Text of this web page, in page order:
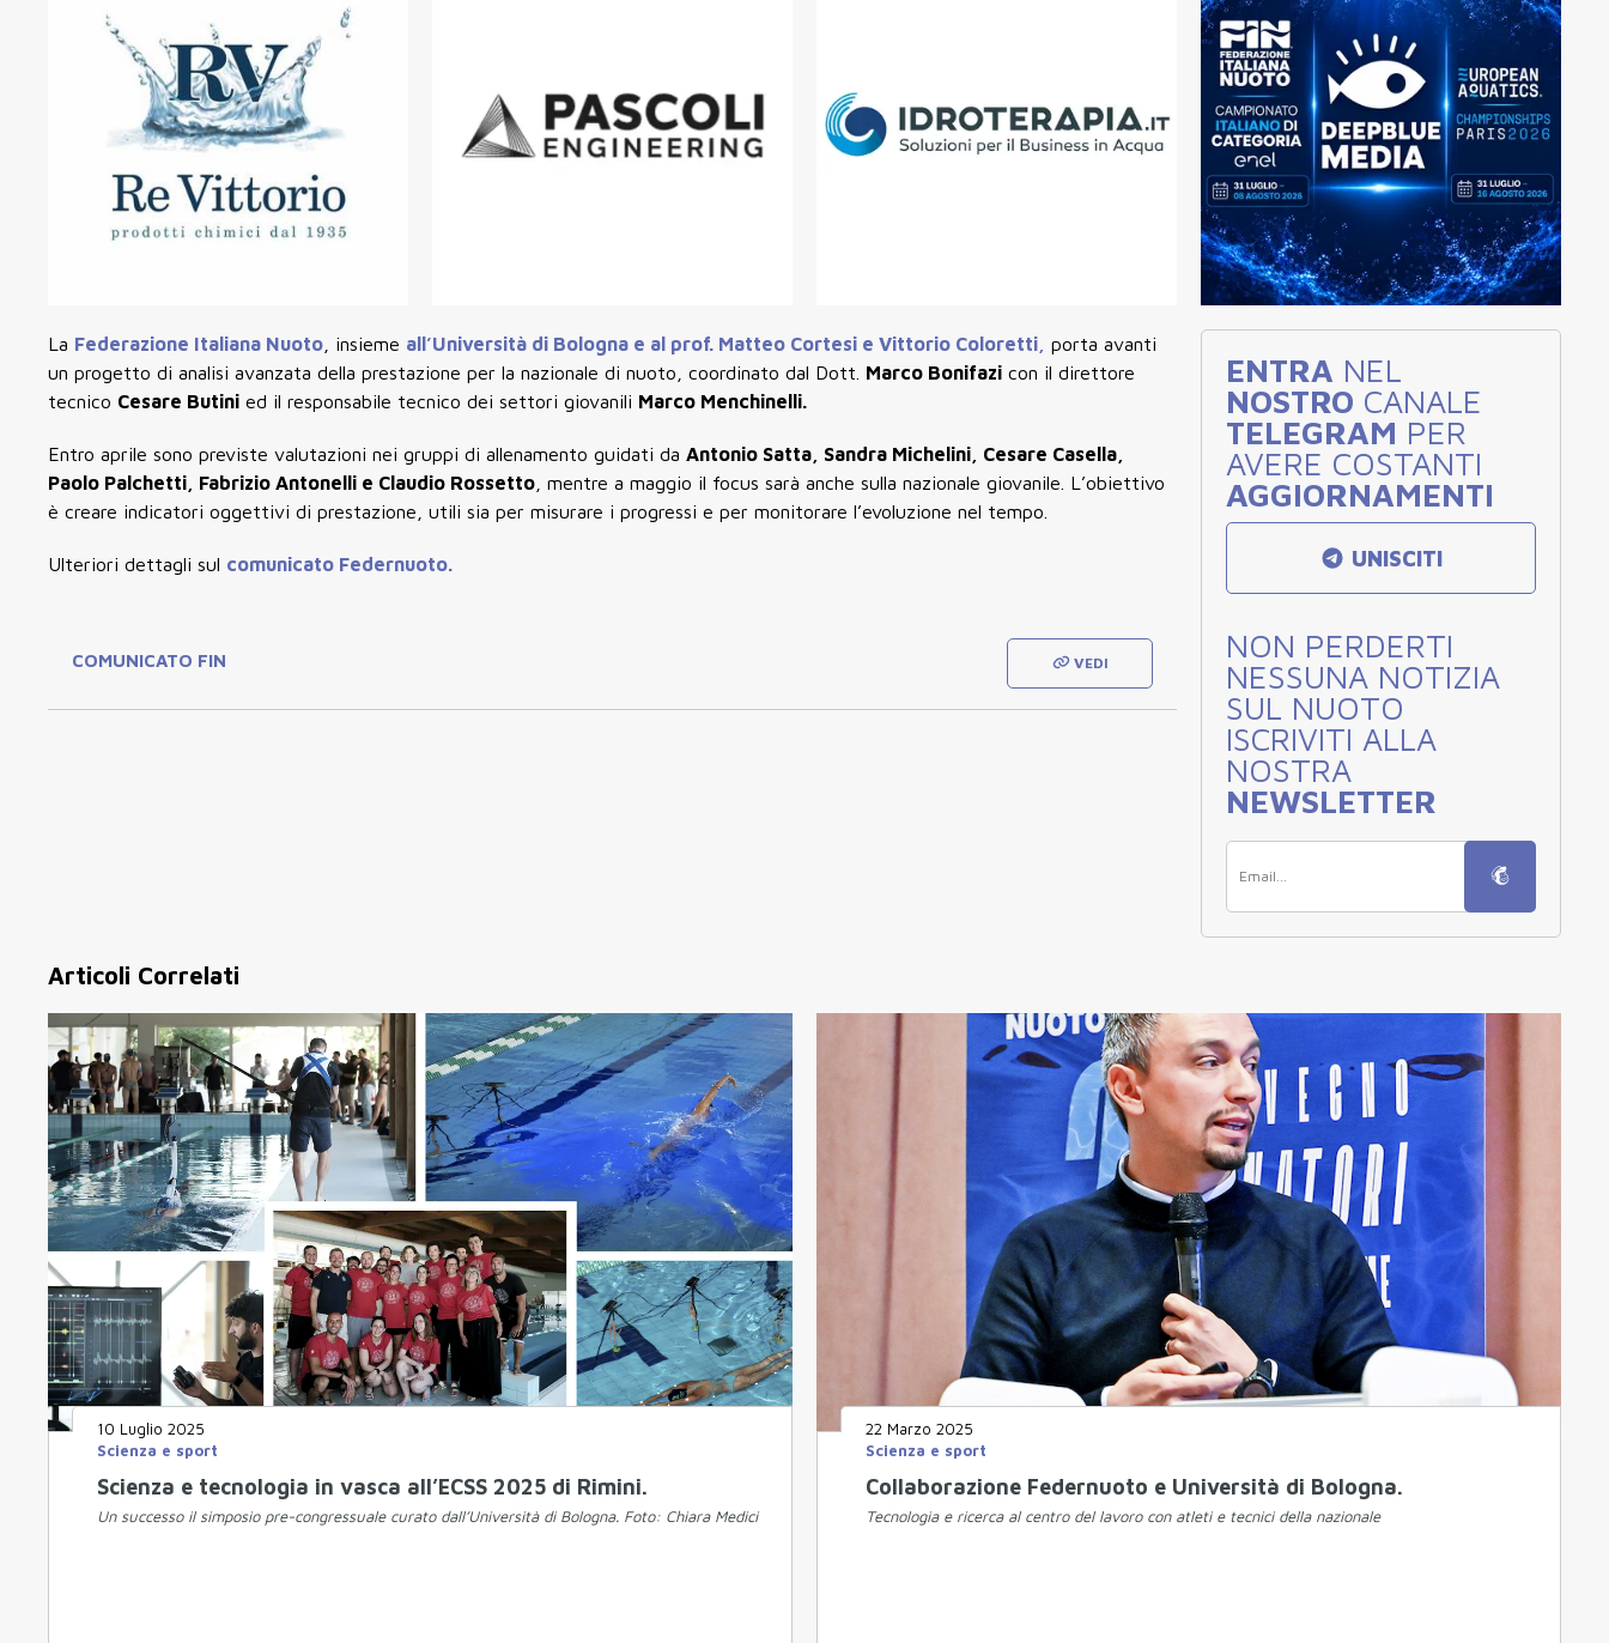
La Federazione Italiana Nuoto , insieme all’Università di Bologna e al prof. Matteo Cortesi e Vittorio Coloretti
porta avanti
un progetto di analisi avanzata della prestazione per la nazionale di nuoto, coordinato dal Dott. Marco Bonifazi con il direttore
tecnico Cesare Butini ed il responsabile tecnico dei settori giovanili Marco Menchinelli.
Entro aprile sono previste valutazioni nei gruppi di allenamento guidati da Antonio Satta, Sandra Michelini, Cesare Casella,
Paolo Palchetti, Fabrizio Antonelli e Claudio Rossetto , mentre a maggio il focus sarà anche sulla nazionale giovanile. L’obiettivo
è creare indicatori oggettivi di prestazione, utili sia per misurare i progressi e per monitorare l’evoluzione nel tempo.
Ulteriori dettagli sul comunicato Federnuoto.
COMUNICATO FIN VEDI
ENTRA NEL
NOSTRO CANALE
TELEGRAM PER
AVERE COSTANTI
AGGIORNAMENTI
UNISCITI
NON PERDERTI
NESSUNA NOTIZIA
SUL NUOTO
ISCRIVITI ALLA
NOSTRA
NEWSLETTER
Articoli Correlati
10 Luglio 2025
Scienza e sport
Scienza e tecnologia in vasca all’ECSS 2025 di Rimini.
Un successo il simposio pre-congressuale curato dall’Università di Bologna. Foto: Chiara Medici
22 Marzo 2025
Scienza e sport
Collaborazione Federnuoto e Università di Bologna.
Tecnologia e ricerca al centro del lavoro con atleti e tecnici della nazionale